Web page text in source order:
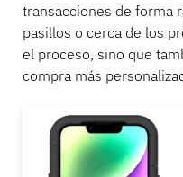
transacciones de forma
pasillos o cerca de los
el proceso, sino que
compra más